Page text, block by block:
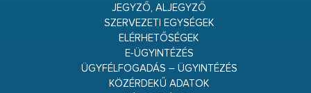
JEGYZŐ, ALJEGYZŐ
SZERVEZETI EGYSÉGEK
ELÉRHETŐSÉGEK
E-ÜGYINTÉZÉS
ÜGYFÉLFOGADÁS – ÜGYINTÉZÉS
KÖZÉRDEKŰ ADATOK